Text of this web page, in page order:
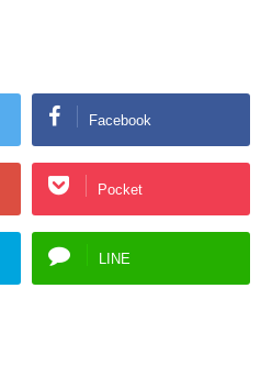
Facebook
Pocket
LINE